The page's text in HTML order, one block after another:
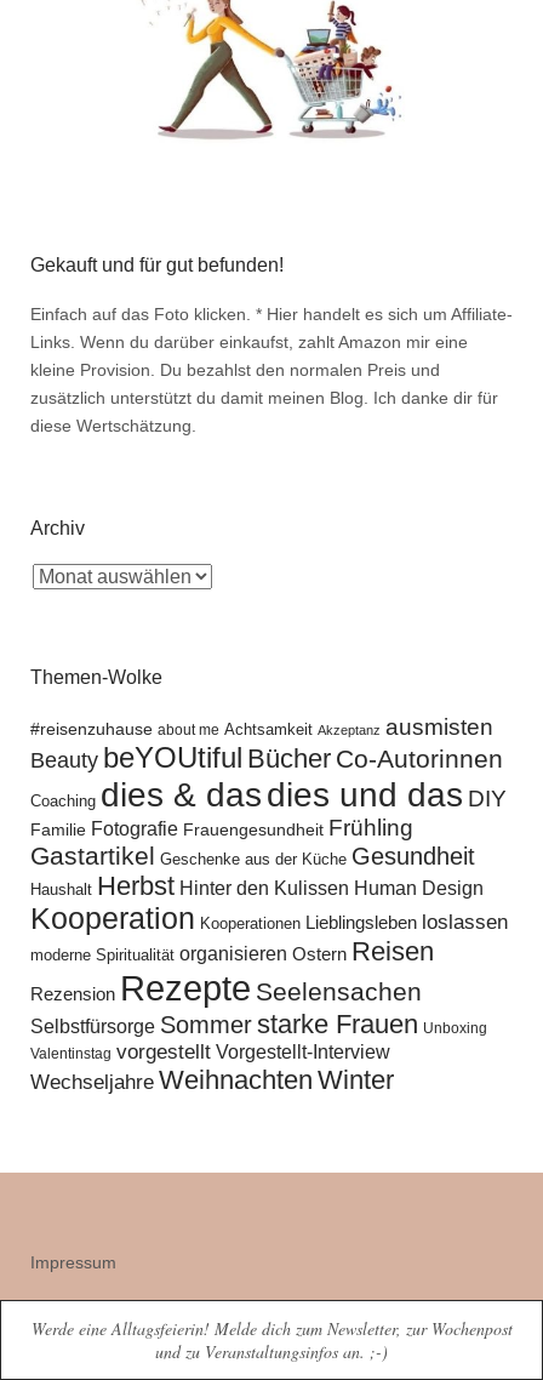
Gekauft und für gut befunden!
Einfach auf das Foto klicken. * Hier handelt es sich um Affiliate-
Links. Wenn du darüber einkaufst, zahlt Amazon mir eine
kleine Provision. Du bezahlst den normalen Preis und
zusätzlich unterstützt du damit meinen Blog. Ich danke dir für
diese Wertschätzung.
Archiv
Themen-Wolke
#reisenzuhause about me Achtsamkeit Akzeptanz ausmisten
Beauty beYOUtiful Bücher Co-Autorinnen
Coaching dies & dasdies und das DIY
Familie Fotografie Frauengesundheit Frühling
Gastartikel Geschenke aus der Küche Gesundheit
Haushalt Herbst Hinter den Kulissen Human Design
Kooperation Kooperationen Lieblingsleben loslassen
moderne Spiritualität organisieren Ostern Reisen
Rezension Rezepte Seelensachen
Selbstfürsorge Sommerstarke Frauen Unboxing
Valentinstag vorgestellt Vorgestellt-Interview
Wechseljahre Weihnachten Winter
Impressum
Werde eine Alltagsfeierin! Melde dich zum Newsletter, zur Wochenpost
und zu Veranstaltungsinfos an. ;-)